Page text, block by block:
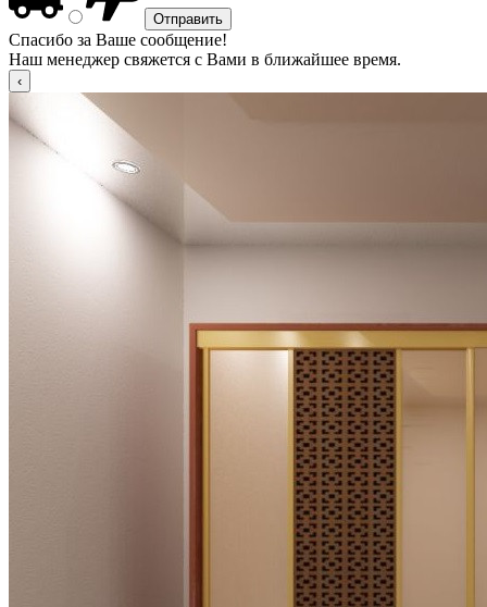
Спасибо за Ваше сообщение!
Наш менеджер свяжется с Вами в ближайшее время.